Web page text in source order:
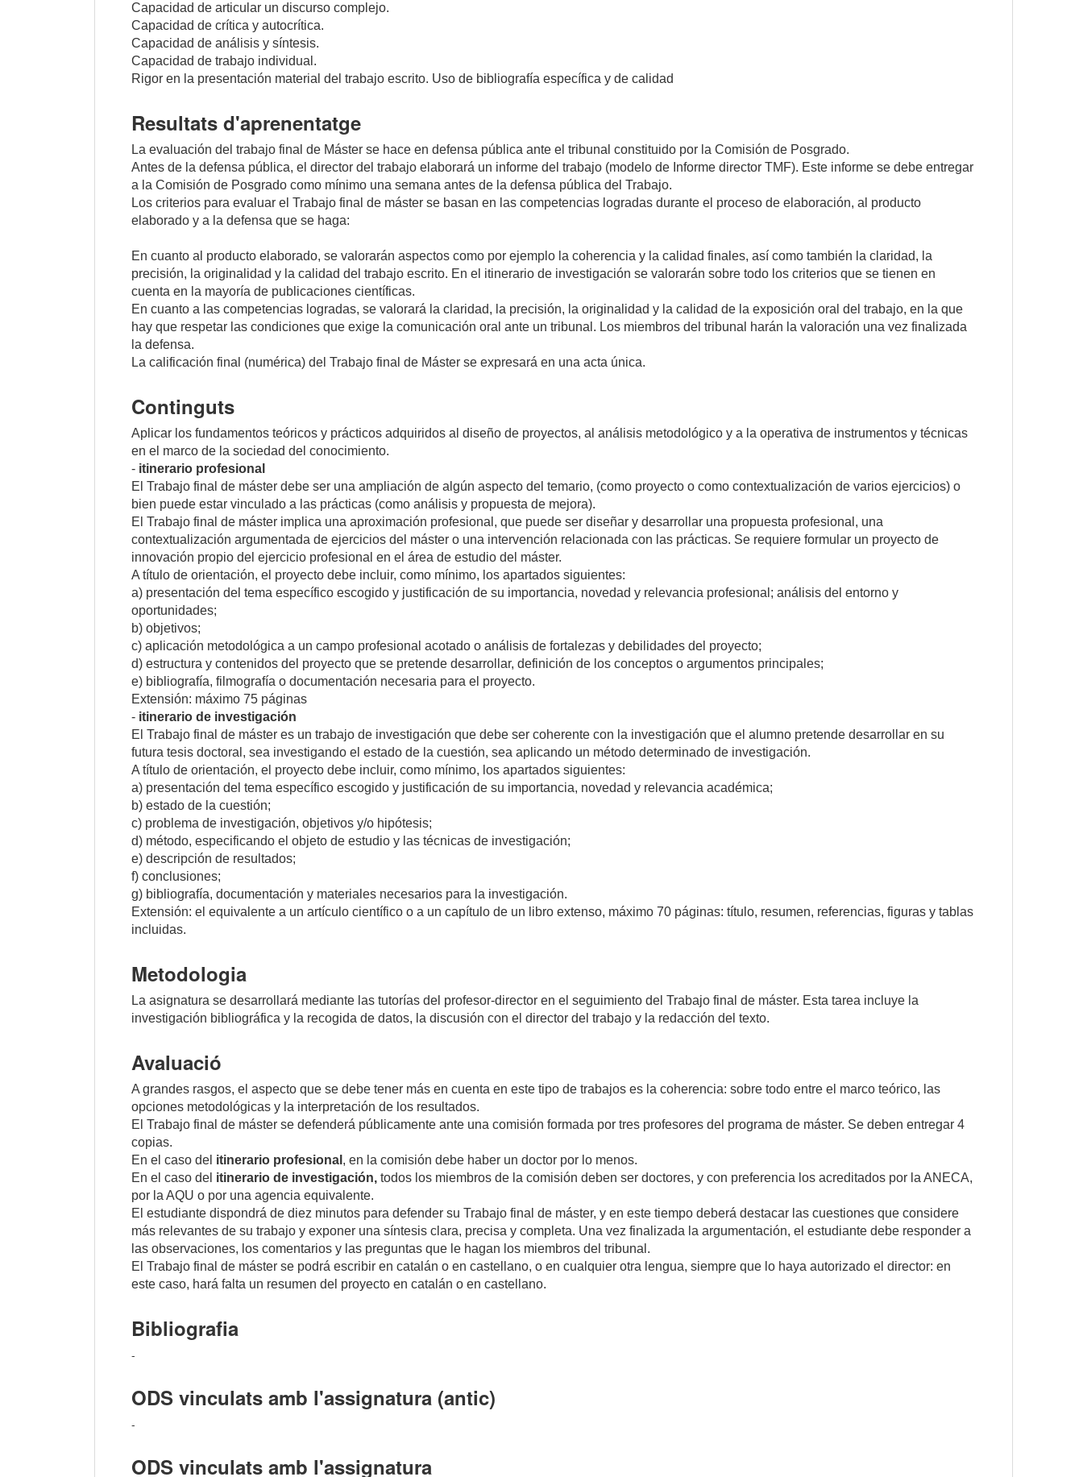
Capacidad de articular un discurso complejo.
Capacidad de crítica y autocrítica.
Capacidad de análisis y síntesis.
Capacidad de trabajo individual.
Rigor en la presentación material del trabajo escrito. Uso de bibliografía específica y de calidad
Resultats d'aprenentatge
La evaluación del trabajo final de Máster se hace en defensa pública ante el tribunal constituido por la Comisión de Posgrado.
Antes de la defensa pública, el director del trabajo elaborará un informe del trabajo (modelo de Informe director TMF). Este informe se debe entregar
a la Comisión de Posgrado como mínimo una semana antes de la defensa pública del Trabajo.
Los criterios para evaluar el Trabajo final de máster se basan en las competencias logradas durante el proceso de elaboración, al producto
elaborado y a la defensa que se haga:
En cuanto al producto elaborado, se valorarán aspectos como por ejemplo la coherencia y la calidad finales, así como también la claridad, la
precisión, la originalidad y la calidad del trabajo escrito. En el itinerario de investigación se valorarán sobre todo los criterios que se tienen en
cuenta en la mayoría de publicaciones científicas.
En cuanto a las competencias logradas, se valorará la claridad, la precisión, la originalidad y la calidad de la exposición oral del trabajo, en la que
hay que respetar las condiciones que exige la comunicación oral ante un tribunal. Los miembros del tribunal harán la valoración una vez finalizada
la defensa.
La calificación final (numérica) del Trabajo final de Máster se expresará en una acta única.
Continguts
Aplicar los fundamentos teóricos y prácticos adquiridos al diseño de proyectos, al análisis metodológico y a la operativa de instrumentos y técnicas
en el marco de la sociedad del conocimiento.
- itinerario profesional
El Trabajo final de máster debe ser una ampliación de algún aspecto del temario, (como proyecto o como contextualización de varios ejercicios) o
bien puede estar vinculado a las prácticas (como análisis y propuesta de mejora).
El Trabajo final de máster implica una aproximación profesional, que puede ser diseñar y desarrollar una propuesta profesional, una
contextualización argumentada de ejercicios del máster o una intervención relacionada con las prácticas. Se requiere formular un proyecto de
innovación propio del ejercicio profesional en el área de estudio del máster.
A título de orientación, el proyecto debe incluir, como mínimo, los apartados siguientes:
a) presentación del tema específico escogido y justificación de su importancia, novedad y relevancia profesional; análisis del entorno y
oportunidades;
b) objetivos;
c) aplicación metodológica a un campo profesional acotado o análisis de fortalezas y debilidades del proyecto;
d) estructura y contenidos del proyecto que se pretende desarrollar, definición de los conceptos o argumentos principales;
e) bibliografía, filmografía o documentación necesaria para el proyecto.
Extensión: máximo 75 páginas
- itinerario de investigación
El Trabajo final de máster es un trabajo de investigación que debe ser coherente con la investigación que el alumno pretende desarrollar en su
futura tesis doctoral, sea investigando el estado de la cuestión, sea aplicando un método determinado de investigación.
A título de orientación, el proyecto debe incluir, como mínimo, los apartados siguientes:
a) presentación del tema específico escogido y justificación de su importancia, novedad y relevancia académica;
b) estado de la cuestión;
c) problema de investigación, objetivos y/o hipótesis;
d) método, especificando el objeto de estudio y las técnicas de investigación;
e) descripción de resultados;
f) conclusiones;
g) bibliografía, documentación y materiales necesarios para la investigación.
Extensión: el equivalente a un artículo científico o a un capítulo de un libro extenso, máximo 70 páginas: título, resumen, referencias, figuras y tablas
incluidas.
Metodologia
La asignatura se desarrollará mediante las tutorías del profesor-director en el seguimiento del Trabajo final de máster. Esta tarea incluye la
investigación bibliográfica y la recogida de datos, la discusión con el director del trabajo y la redacción del texto.
Avaluació
A grandes rasgos, el aspecto que se debe tener más en cuenta en este tipo de trabajos es la coherencia: sobre todo entre el marco teórico, las
opciones metodológicas y la interpretación de los resultados.
El Trabajo final de máster se defenderá públicamente ante una comisión formada por tres profesores del programa de máster. Se deben entregar 4
copias.
En el caso del itinerario profesional , en la comisión debe haber un doctor por lo menos.
En el caso del itinerario de investigación, todos los miembros de la comisión deben ser doctores, y con preferencia los acreditados por la ANECA,
por la AQU o por una agencia equivalente.
El estudiante dispondrá de diez minutos para defender su Trabajo final de máster, y en este tiempo deberá destacar las cuestiones que considere
más relevantes de su trabajo y exponer una síntesis clara, precisa y completa. Una vez finalizada la argumentación, el estudiante debe responder a
las observaciones, los comentarios y las preguntas que le hagan los miembros del tribunal.
El Trabajo final de máster se podrá escribir en catalán o en castellano, o en cualquier otra lengua, siempre que lo haya autorizado el director: en
este caso, hará falta un resumen del proyecto en catalán o en castellano.
Bibliografia
-
ODS vinculats amb l'assignatura (antic)
-
ODS vinculats amb l'assignatura